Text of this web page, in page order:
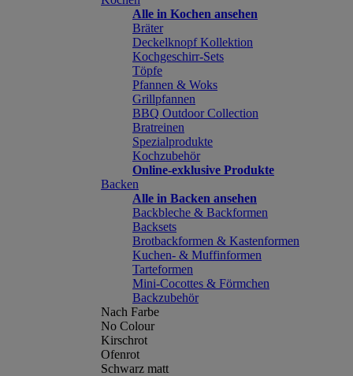
Alle in Kochen ansehen
Bräter
Deckelknopf Kollektion
Kochgeschirr-Sets
Töpfe
Pfannen & Woks
Grillpfannen
BBQ Outdoor Collection
Bratreinen
Spezialprodukte
Kochzubehör
Online-exklusive Produkte
Backen
Alle in Backen ansehen
Backbleche & Backformen
Backsets
Brotbackformen & Kastenformen
Kuchen- & Muffinformen
Tarteformen
Mini-Cocottes & Förmchen
Backzubehör
Nach Farbe
No Colour
Kirschrot
Ofenrot
Schwarz matt